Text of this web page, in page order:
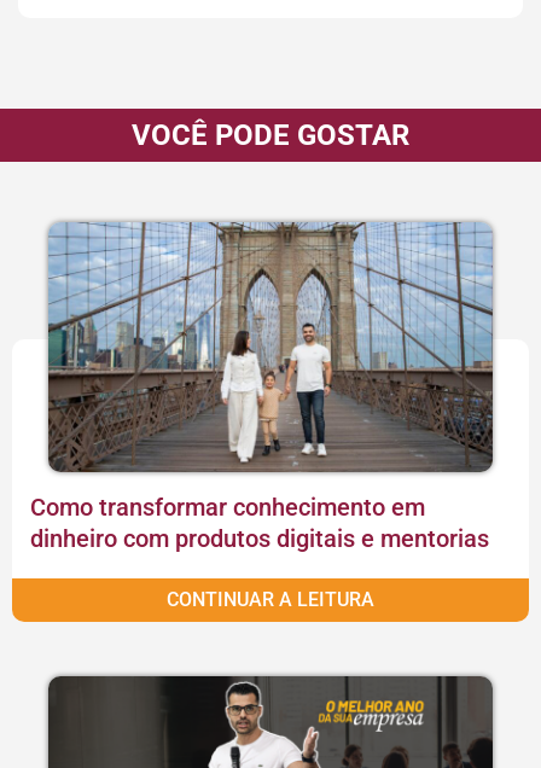
VOCÊ PODE GOSTAR
Como transformar conhecimento em
dinheiro com produtos digitais e mentorias
CONTINUAR A LEITURA